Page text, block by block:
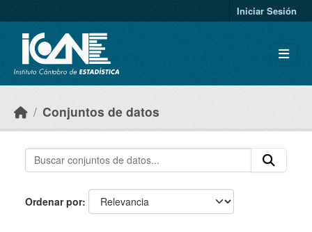
Iniciar Sesión
Conjuntos de datos
Ordenar por